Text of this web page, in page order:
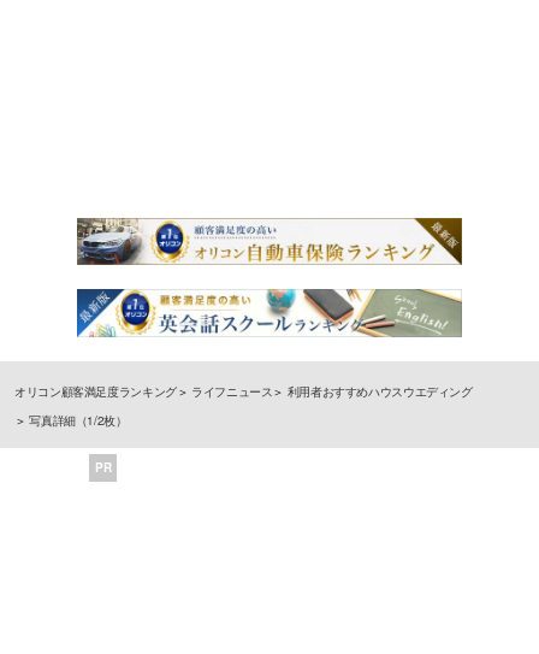
オリコン顧客満足度ランキング ライフニュース
利用者おすすめハウスウエディング
写真詳細（1/2枚）
PR